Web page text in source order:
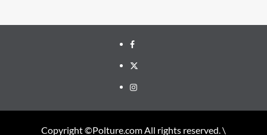
Facebook
Twitter
Instagram
Copyright ©Polture.com All rights reserved. \